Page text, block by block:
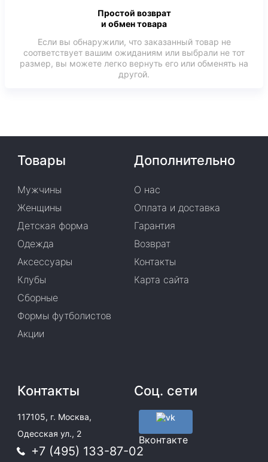
Простой возврат
и обмен товара
Если вы обнаружили, что заказанный товар не
соответствует вашим ожиданиям или выбрали не тот
размер, вы можете легко вернуть его или обменять на
другой.
Товары
Мужчины
Женщины
Детская форма
Одежда
Аксессуары
Клубы
Сборные
Формы футболистов
Акции
Дополнительно
О нас
Оплата и доставка
Гарантия
Возврат
Контакты
Карта сайта
Контакты
117105, г. Москва,
Одесская ул., 2
+7 (495) 133-87-02
Соц. сети
Вконтакте